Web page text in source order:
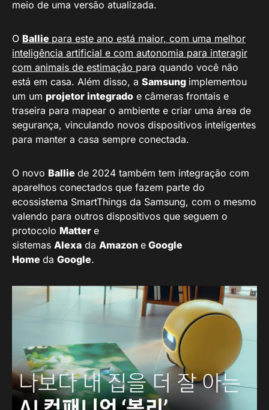
meio de uma versão atualizada.
O Ballie para este ano está maior, com uma melhor
inteligência artificial e com autonomia para interagir
com animais de estimação para quando você não
está em casa. Além disso, a Samsung implementou
um um projetor integrado e câmeras frontais e
traseira para mapear o ambiente e criar uma área de
segurança, vinculando novos dispositivos inteligentes
para manter a casa sempre conectada.
O novo Ballie de 2024 também tem integração com
aparelhos conectados que fazem parte do
ecossistema SmartThings da Samsung, com o mesmo
valendo para outros dispositivos que seguem o
protocolo Matter e
sistemas Alexa da Amazon e Google
Home da Google.